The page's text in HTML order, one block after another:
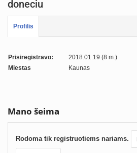
doneciu
Profilis
Prisiregistravo:
2018.01.19 (8 m.)
Miestas
Kaunas
Mano šeima
Rodoma tik registruotiems nariams.